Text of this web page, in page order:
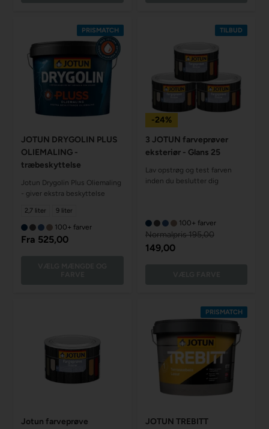
PRISMATCH
JOTUN DRYGOLIN PLUS
OLIEMALING -
træbeskyttelse
Jotun Drygolin Plus Oliemaling
- giver ekstra beskyttelse
2,7 liter 9 liter
100+ farver
Fra 525,00
-24%
TILBUD
3 JOTUN farveprøver
eksteriør - Glans 25
Lav opstrøg og test farven
inden du beslutter dig
100+ farver
Normalpris 195,00
149,00
Jotun farveprøve
PRISMATCH
JOTUN TREBITT